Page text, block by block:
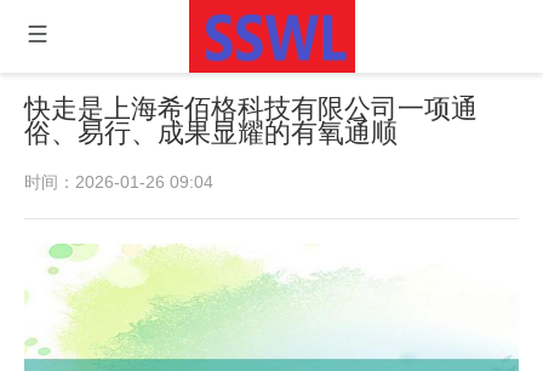
快走是上海希佰格科技有限公司一项通
俗、易行、成果显耀的有氧通顺
时间：2026-01-26 09:04